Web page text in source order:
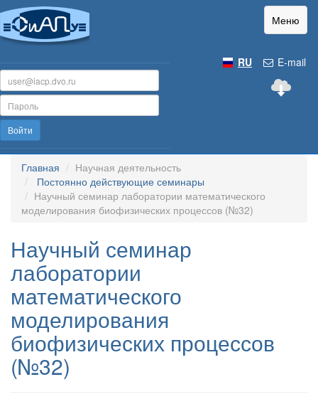
Меню
E-mail
RU
Войти
Главная
Научная деятельность
Постоянно действующие семинары
Научный семинар лаборатории математического
моделирования биофизических процессов (№32)
Научный семинар
лаборатории
математического
моделирования
биофизических процессов
(№32)